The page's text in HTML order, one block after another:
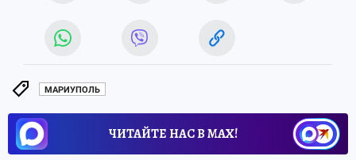
МАРИУПОЛЬ
ЧИТАЙТЕ НАС В МАХ!